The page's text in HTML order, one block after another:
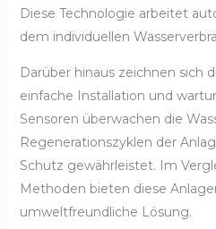
Diese Technologie arbeitet
dem individuellen
Darüber hinaus zeichnen sich
einfache Installation und
Sensoren überwachen die
Regenerationszyklen der
Schutz gewährleistet. Im
Methoden bieten diese
umweltfreundliche Lösung.